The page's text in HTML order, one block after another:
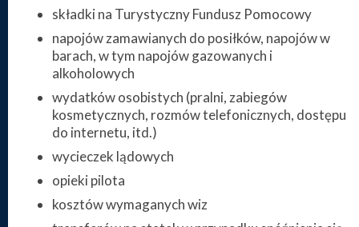
składki na Turystyczny Fundusz Pomocowy
napojów zamawianych do posiłków, napojów w
barach, w tym napojów gazowanych i
alkoholowych
wydatków osobistych (pralni, zabiegów
kosmetycznych, rozmów telefonicznych, dostępu
do internetu, itd.)
wycieczek lądowych
opieki pilota
kosztów wymaganych wiz